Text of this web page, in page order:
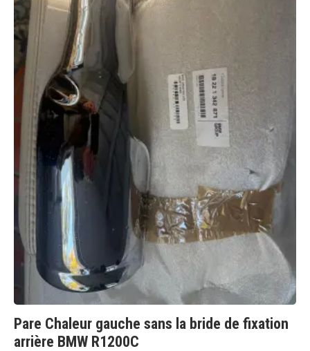
Pare Chaleur gauche sans la bride de fixation
arrière BMW R1200C